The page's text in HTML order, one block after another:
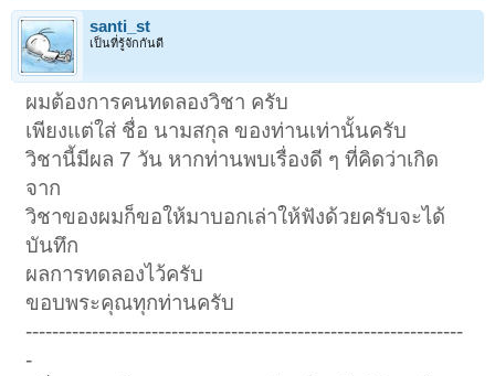
santi_st
เป็นที่รู้จักกันดี
ผมต้องการคนทดลองวิชา ครับ
เพียงแต่ใส่ ชื่อ นามสกุล ของท่านเท่านั้นครับ
วิชานี้มีผล 7 วัน หากท่านพบเรื่องดี ๆ ที่คิดว่าเกิด
จาก
วิชาของผมก็ขอให้มาบอกเล่าให้ฟังด้วยครับจะได้
บันทึก
ผลการทดลองไว้ครับ
ขอบพระคุณทุกท่านครับ
------------------------------------------------------------------
-